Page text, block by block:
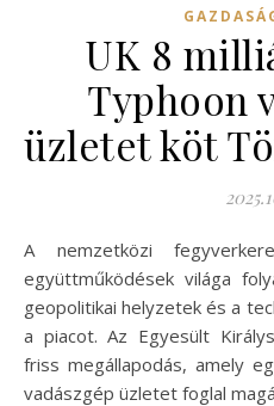
UK 8
Typhoon
üzletet köt
A nemzetközi fegyverkereskedelem és a katonai
együttműködések világa
geopolitikai helyzetek és a
a piacot. Az Egyesült
friss megállapodás, amely
vadászgép üzletet foglal